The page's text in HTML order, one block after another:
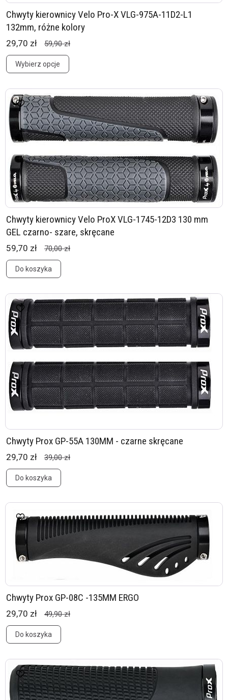
Chwyty kierownicy Velo Pro-X VLG-975A-11D2-L1
132mm, różne kolory
29,70 zł 59,90 zł
Wybierz opcje
Chwyty kierownicy Velo ProX VLG-1745-12D3 130 mm
GEL czarno- szare, skręcane
59,70 zł 70,00 zł
Do koszyka
Chwyty Prox GP-55A 130MM - czarne skręcane
29,70 zł 39,00 zł
Do koszyka
Chwyty Prox GP-08C -135MM ERGO
29,70 zł 49,90 zł
Do koszyka